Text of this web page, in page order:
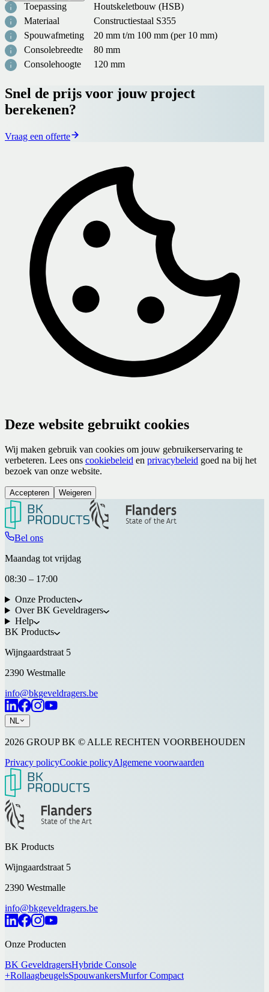
Toepassing
Houtskeletbouw (HSB)
Materiaal
Constructiestaal S355
Spouwafmeting
20 mm t/m 100 mm (per 10 mm)
Consolebreedte
80 mm
Consolehoogte
120 mm
Snel de prijs voor jouw project
berekenen?
Vraag een offerte
Deze website gebruikt cookies
Wij maken gebruik van cookies om jouw gebruikerservaring te
verbeteren. Lees ons cookiebeleid en privacybeleid goed na bij het
bezoek van onze website.
Accepteren Weigeren
Bel ons
Maandag tot vrijdag
08:30 – 17:00
Onze Producten
Over BK Geveldragers
Help
BK Products
Wijngaardstraat 5
2390 Westmalle
info@bkgeveldragers.be
NL
2026 GROUP BK © ALLE RECHTEN VOORBEHOUDEN
Privacy policyCookie policyAlgemene voorwaarden
BK Products
Wijngaardstraat 5
2390 Westmalle
info@bkgeveldragers.be
Onze Producten
BK GeveldragersHybride Console
+RollaagbeugelsSpouwankersMurfor Compact